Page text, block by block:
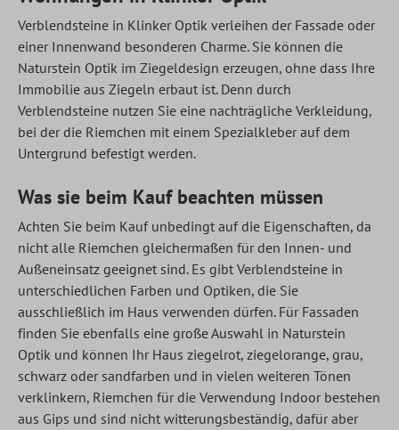
Verblendsteine in Klinker Optik verleihen der Fassade oder
einer Innenwand besonderen Charme. Sie können die
Naturstein Optik im Ziegeldesign erzeugen, ohne dass Ihre
Immobilie aus Ziegeln erbaut ist. Denn durch
Verblendsteine nutzen Sie eine nachträgliche Verkleidung,
bei der die Riemchen mit einem Spezialkleber auf dem
Untergrund befestigt werden.
Was sie beim Kauf beachten müssen
Achten Sie beim Kauf unbedingt auf die Eigenschaften, da
nicht alle Riemchen gleichermaßen für den Innen- und
Außeneinsatz geeignet sind. Es gibt Verblendsteine in
unterschiedlichen Farben und Optiken, die Sie
ausschließlich im Haus verwenden dürfen. Für Fassaden
finden Sie ebenfalls eine große Auswahl in Naturstein
Optik und können Ihr Haus ziegelrot, ziegelorange, grau,
schwarz oder sandfarben und in vielen weiteren Tönen
verklinkern, Riemchen für die Verwendung Indoor bestehen
aus Gips und sind nicht witterungsbeständig, dafür aber